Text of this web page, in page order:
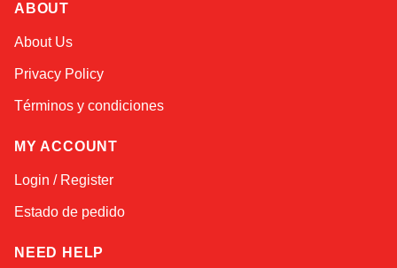
ABOUT
About Us
Privacy Policy
Términos y condiciones
MY ACCOUNT
Login / Register
Estado de pedido
NEED HELP